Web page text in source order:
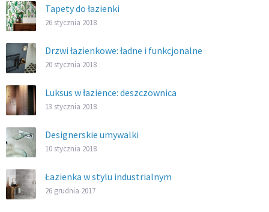
Tapety do łazienki
26 stycznia 2018
Drzwi łazienkowe: ładne i funkcjonalne
20 stycznia 2018
Luksus w łazience: deszczownica
13 stycznia 2018
Designerskie umywalki
10 stycznia 2018
Łazienka w stylu industrialnym
26 grudnia 2017